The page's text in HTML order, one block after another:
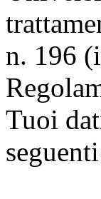
n. 196
Tuoi